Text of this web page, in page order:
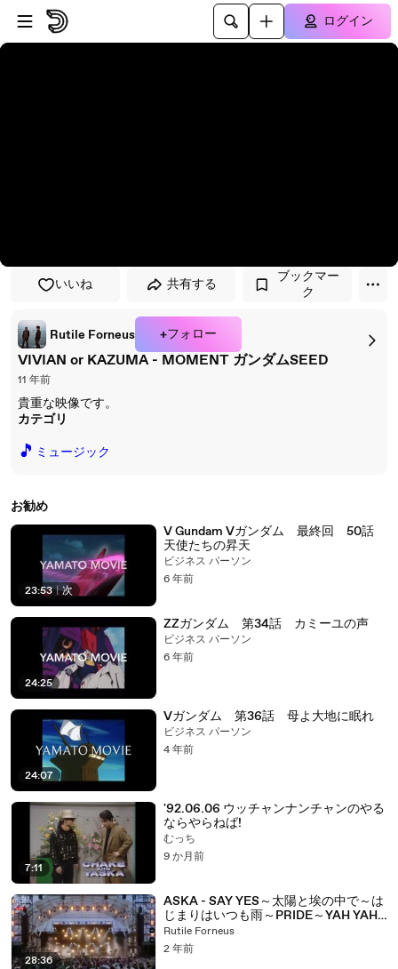
プレイヤーにスキップ
メインコンテンツにスキップ
ログイン
いいね 共有する
ブックマー
ク
Rutile Forneus +フォロー
VIVIAN or KAZUMA - MOMENT ガンダムSEED
11 年前
貴重な映像です。
カテゴリ
🎵 ミュージック
お勧め
23:53 | 次
V Gundam Vガンダム 最終回 50話
天使たちの昇天
ビジネス パーソン
6 年前
24:25
ZZガンダム 第34話 カミーユの声
ビジネス パーソン
6 年前
24:07
Vガンダム 第36話 母よ大地に眠れ
ビジネス パーソン
4 年前
7:11
'92.06.06 ウッチャンナンチャンのやる
ならやらねば!
むっち
9 か月前
28:36
ASKA - SAY YES～太陽と埃の中で～は
じまりはいつも雨～PRIDE～YAH YAH
YAH【Lucky'23Fes ハイレゾ Hi-Res】
Rutile Forneus
2 年前